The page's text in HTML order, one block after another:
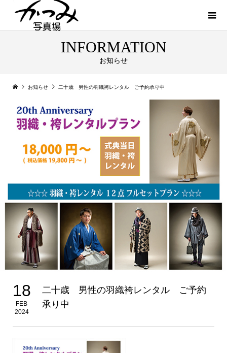
INFORMATION
お知らせ
お知らせ 二十歳 男性の羽織袴レンタル ご予約承り中
18
FEB
2024
二十歳 男性の羽織袴レンタル ご予約
承り中